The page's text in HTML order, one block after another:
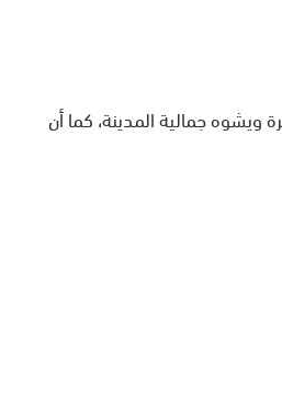
ويشوه جمالية المدينة، كما أن